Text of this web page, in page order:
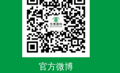
官方微博